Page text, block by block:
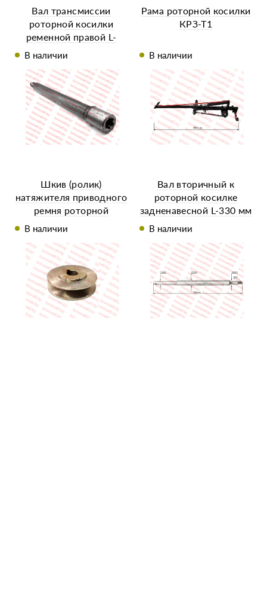
Вал трансмиссии
роторной косилки
ременной правой L-
268mm Ø21/Ø25mm
KRO 900
В наличии
Рама роторной косилки
КРЗ-Т1
В наличии
Шкив (ролик)
натяжителя приводного
ремня роторной
косилки к минитрактору
В наличии
Вал вторичный к
роторной косилке
задненавесной L-330 мм
В наличии